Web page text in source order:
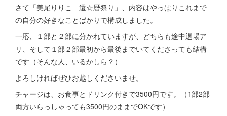
さて「美尾りりこ 還☆暦祭り」、内容はやっぱりこれまで
の自分の好きなことばかりで構成しました。
一応、１部と２部に分かれていますが、どちらも途中退場ア
リ、そして１部２部最初から最後までいてくださっても結構
です（そんな人、いるかしら？）
よろしければぜひお越しくださいませ。
チャージは、お食事とドリンク付きで3500円です。（1部2部
両方いらっしゃっても3500円のままでOKです）